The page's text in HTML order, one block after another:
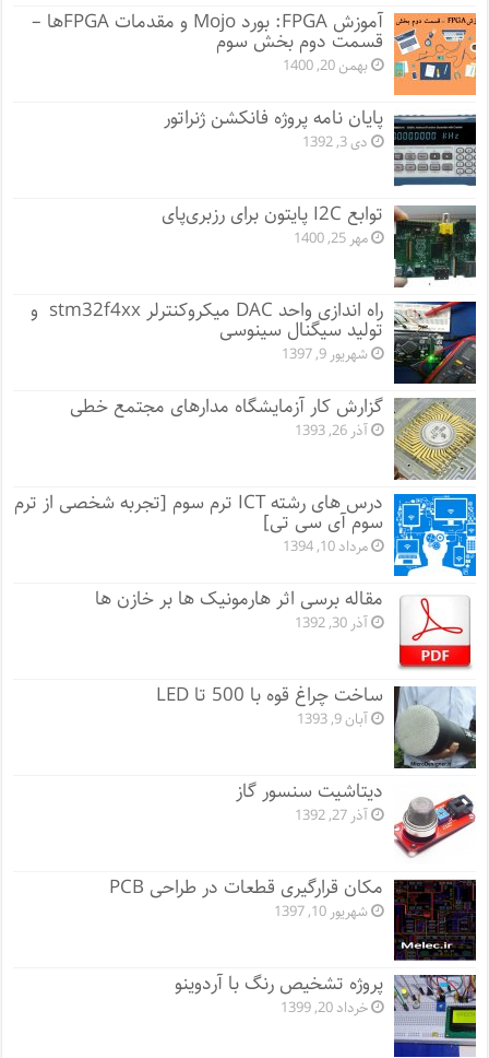
آموزش FPGA: بورد Mojo و مقدمات FPGA‌ها –
قسمت دوم بخش سوم
بهمن 20, 1400
پایان نامه پروژه فانکشن ژنراتور
دی 3, 1392
توابع I2C پایتون برای رزبری‌پای
مهر 25, 1400
راه اندازی واحد DAC میکروکنترلر stm32f4xx و
تولید سیگنال سینوسی
شهریور 9, 1397
گزارش کار آزمایشگاه مدارهای مجتمع خطی
آذر 26, 1393
درس های رشته ICT ترم سوم [تجربه شخصی از ترم
سوم آی سی تی]
مرداد 10, 1394
مقاله برسی اثر هارمونیک ها بر خازن ها
آذر 30, 1392
ساخت چراغ قوه با 500 تا LED
آبان 9, 1393
دیتاشیت سنسور گاز
آذر 27, 1392
مکان قرارگیری قطعات در طراحی PCB
شهریور 10, 1397
پروژه تشخیص رنگ با آردوینو
خرداد 20, 1399